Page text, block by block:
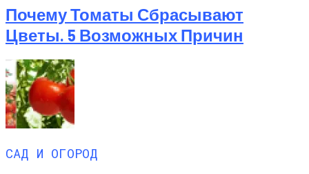
Почему Томаты Сбрасывают
Цветы. 5 Возможных Причин
САД И ОГОРОД